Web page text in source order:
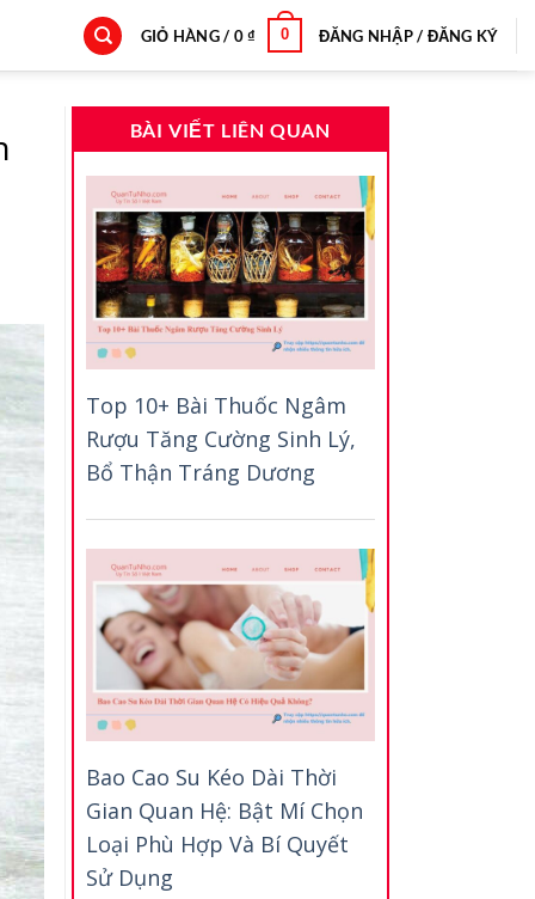
GIỎ HÀNG / 0₫ 0 ĐĂNG NHẬP / ĐĂNG KÝ
BÀI VIẾT LIÊN QUAN
Top 10+ Bài Thuốc Ngâm
Rượu Tăng Cường Sinh Lý,
Bổ Thận Tráng Dương
Bao Cao Su Kéo Dài Thời
Gian Quan Hệ: Bật Mí Chọn
Loại Phù Hợp Và Bí Quyết
Sử Dụng